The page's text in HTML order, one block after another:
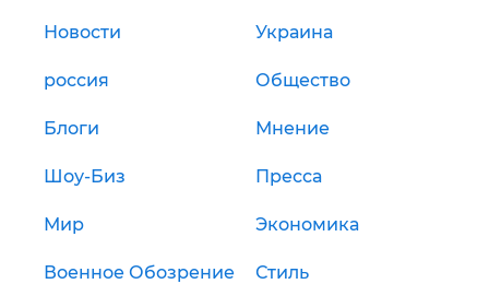
Новости Украина
россия Общество
Блоги Мнение
Шоу-Биз Пресса
Мир Экономика
Военное Обозрение Стиль